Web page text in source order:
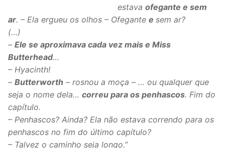
estava ofegante e sem
ar. – Ela ergueu os olhos – Ofegante e sem ar?
(…)
– Ele se aproximava cada vez mais e Miss
Butterhead…
– Hyacinth!
– Butterworth – rosnou a moça – … ou qualquer que
seja o nome dela… correu para os penhascos. Fim do
capítulo.
– Penhascos? Ainda? Ela não estava correndo para os
penhascos no fim do último capítulo?
– Talvez o caminho seja longo.”